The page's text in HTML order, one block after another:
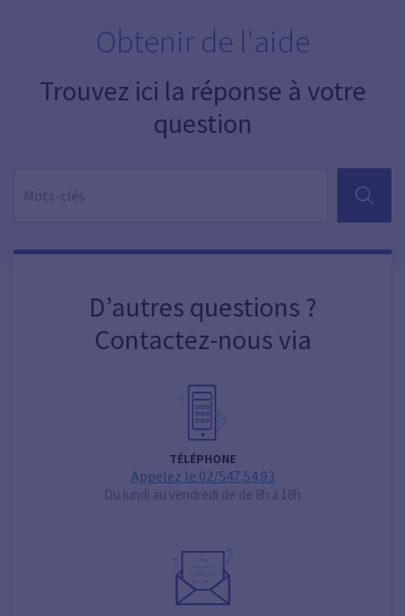
Obtenir de l'aide
Trouvez ici la réponse à votre
question
D’autres questions ?
Contactez-nous via
TÉLÉPHONE
Appelez le 02/547.54.93
Du lundi au vendredi de de 8h à 18h